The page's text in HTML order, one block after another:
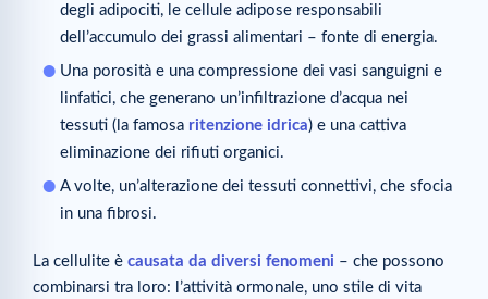
degli adipociti, le cellule adipose responsabili
dell’accumulo dei grassi alimentari – fonte di energia.
Una porosità e una compressione dei vasi sanguigni e
linfatici, che generano un’infiltrazione d’acqua nei
tessuti (la famosa ritenzione idrica) e una cattiva
eliminazione dei rifiuti organici.
A volte, un’alterazione dei tessuti connettivi, che sfocia
in una fibrosi.
La cellulite è causata da diversi fenomeni – che possono
combinarsi tra loro: l’attività ormonale, uno stile di vita